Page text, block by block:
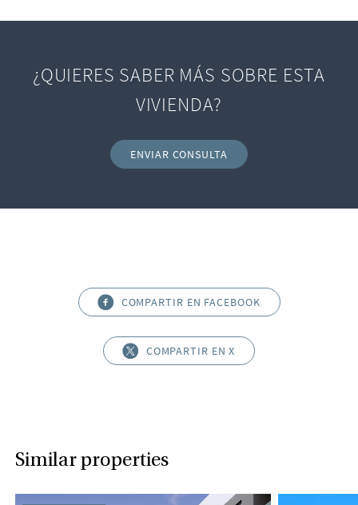
¿QUIERES SABER MÁS SOBRE ESTA
VIVIENDA?
ENVIAR CONSULTA
COMPARTIR EN FACEBOOK
COMPARTIR EN X
Similar properties